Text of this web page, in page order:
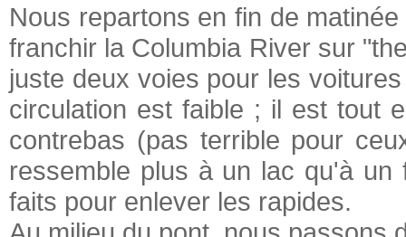
Nous repartons en fin de
franchir la Columbia River sur
juste deux voies pour les
circulation est faible ; il est tout
contrebas (pas terrible pour
ressemble plus à un lac qu'à
faits pour enlever les rapides.